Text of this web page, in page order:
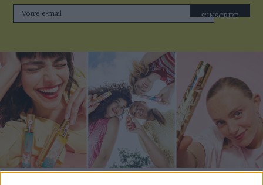
S'INSCRIRE